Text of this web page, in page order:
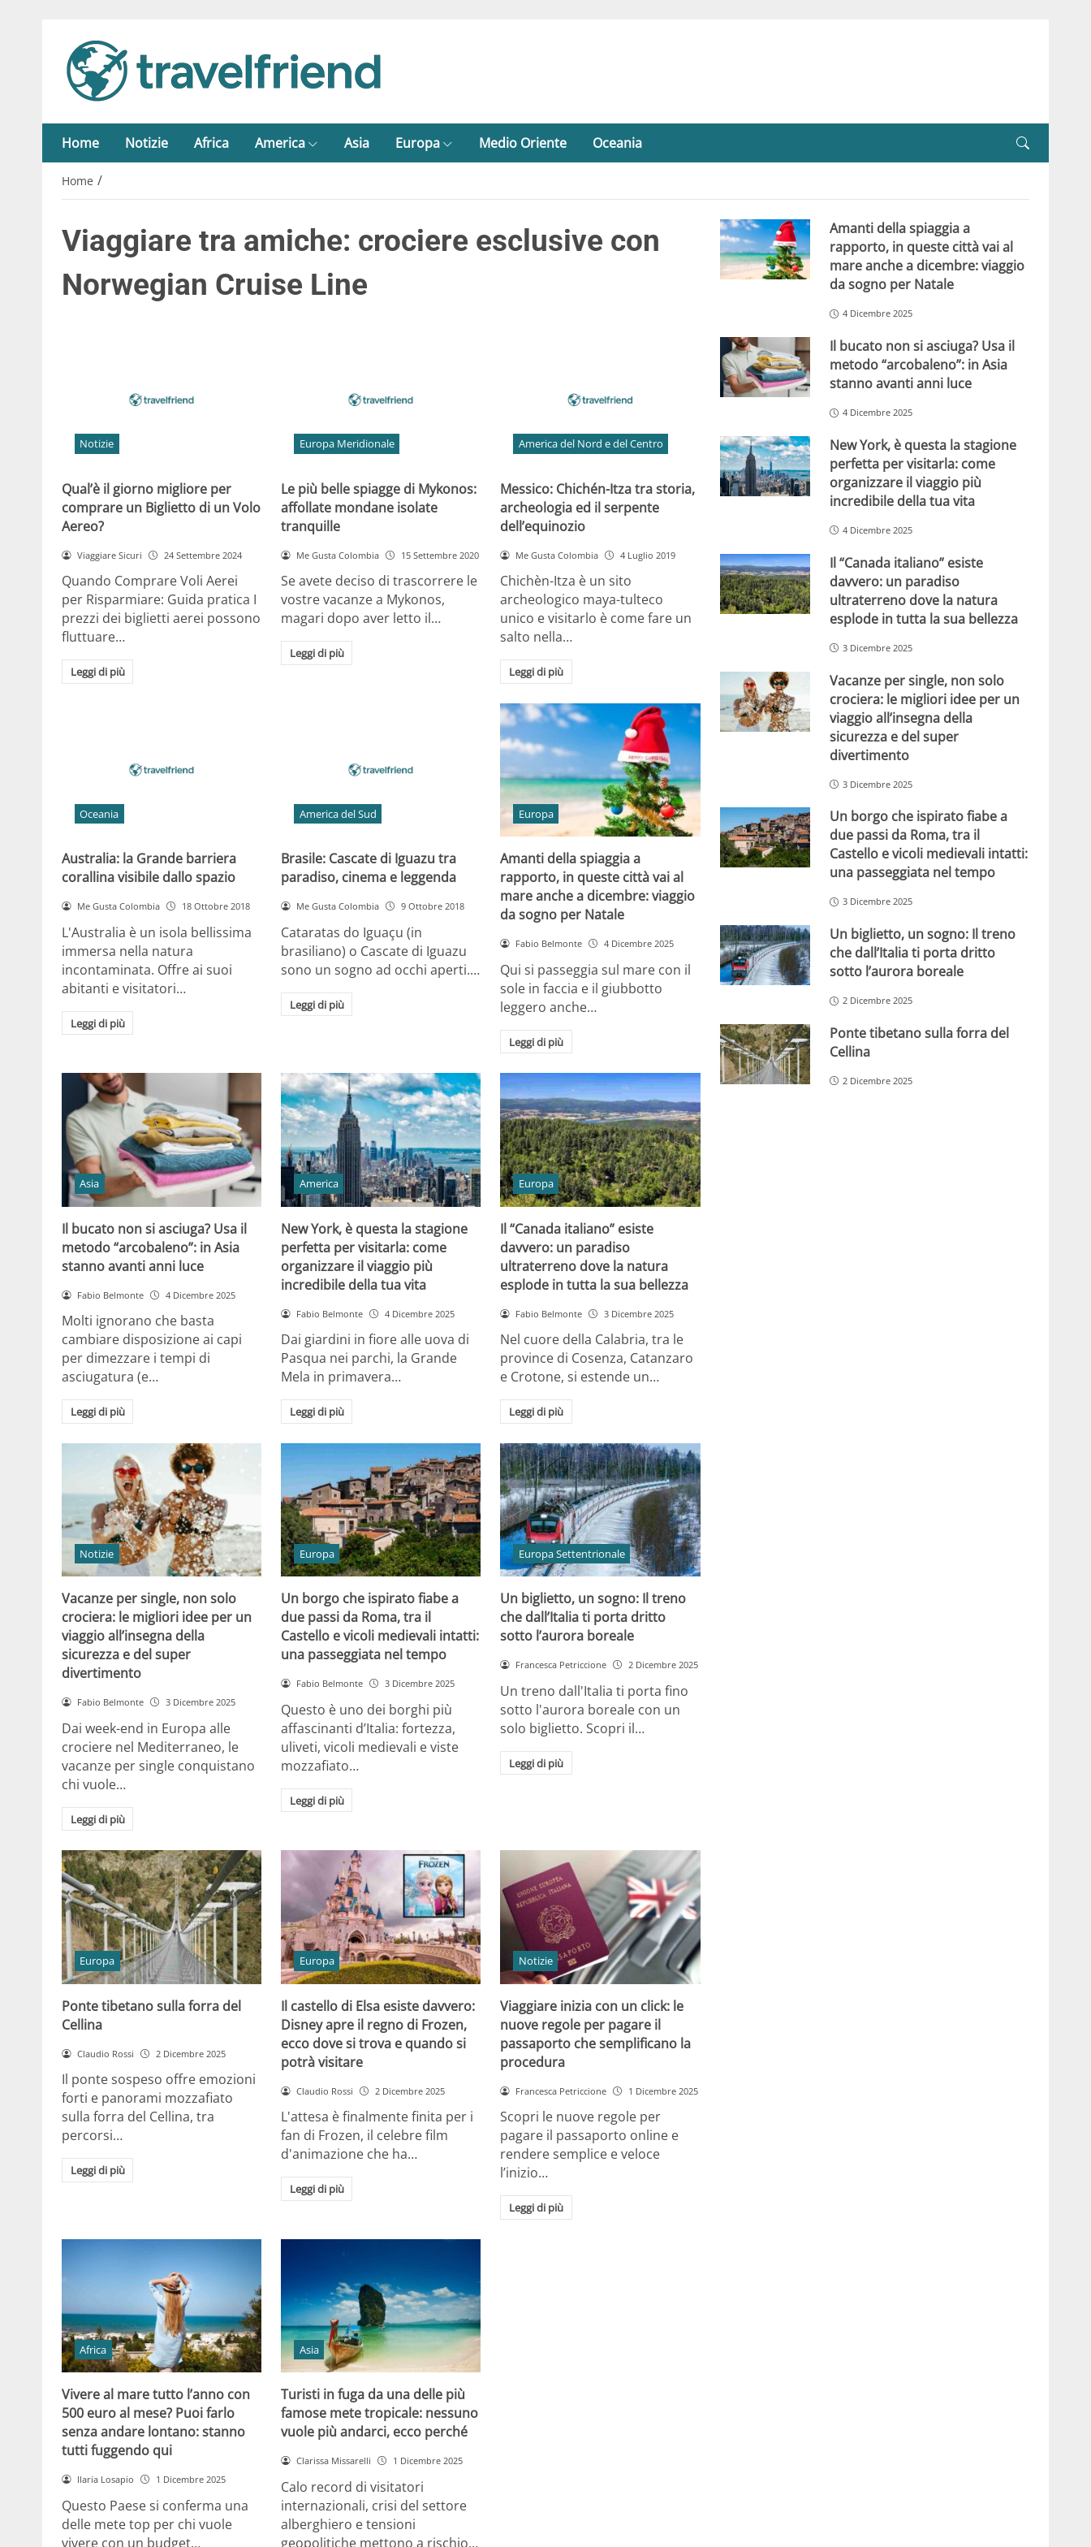
Home Notizie Africa America Asia Europa Medio Oriente Oceania
Home /
Viaggiare tra amiche: crociere esclusive con
Norwegian Cruise Line
Notizie
Qual’è il giorno migliore per
comprare un Biglietto di un Volo
Aereo?
Viaggiare Sicuri 24 Settembre 2024
Quando Comprare Voli Aerei
per Risparmiare: Guida pratica I
prezzi dei biglietti aerei possono
fluttuare…
Leggi di più
Europa Meridionale
Le più belle spiagge di Mykonos:
affollate mondane isolate
tranquille
Me Gusta Colombia 15 Settembre 2020
Se avete deciso di trascorrere le
vostre vacanze a Mykonos,
magari dopo aver letto il…
Leggi di più
America del Nord e del Centro
Messico: Chichén-Itza tra storia,
archeologia ed il serpente
dell’equinozio
Me Gusta Colombia 4 Luglio 2019
Chichèn-Itza è un sito
archeologico maya-tulteco
unico e visitarlo è come fare un
salto nella…
Leggi di più
Oceania
Australia: la Grande barriera
corallina visibile dallo spazio
Me Gusta Colombia 18 Ottobre 2018
L'Australia è un isola bellissima
immersa nella natura
incontaminata. Offre ai suoi
abitanti e visitatori…
Leggi di più
America del Sud
Brasile: Cascate di Iguazu tra
paradiso, cinema e leggenda
Me Gusta Colombia 9 Ottobre 2018
Cataratas do Iguaçu (in
brasiliano) o Cascate di Iguazu
sono un sogno ad occhi aperti.…
Leggi di più
Europa
Amanti della spiaggia a
rapporto, in queste città vai al
mare anche a dicembre: viaggio
da sogno per Natale
Fabio Belmonte 4 Dicembre 2025
Qui si passeggia sul mare con il
sole in faccia e il giubbotto
leggero anche…
Leggi di più
Asia
Il bucato non si asciuga? Usa il
metodo “arcobaleno”: in Asia
stanno avanti anni luce
Fabio Belmonte 4 Dicembre 2025
Molti ignorano che basta
cambiare disposizione ai capi
per dimezzare i tempi di
asciugatura (e…
Leggi di più
America
New York, è questa la stagione
perfetta per visitarla: come
organizzare il viaggio più
incredibile della tua vita
Fabio Belmonte 4 Dicembre 2025
Dai giardini in fiore alle uova di
Pasqua nei parchi, la Grande
Mela in primavera…
Leggi di più
Europa
Il “Canada italiano” esiste
davvero: un paradiso
ultraterreno dove la natura
esplode in tutta la sua bellezza
Fabio Belmonte 3 Dicembre 2025
Nel cuore della Calabria, tra le
province di Cosenza, Catanzaro
e Crotone, si estende un…
Leggi di più
Notizie
Vacanze per single, non solo
crociera: le migliori idee per un
viaggio all’insegna della
sicurezza e del super
divertimento
Fabio Belmonte 3 Dicembre 2025
Dai week-end in Europa alle
crociere nel Mediterraneo, le
vacanze per single conquistano
chi vuole…
Leggi di più
Europa
Un borgo che ispirato fiabe a
due passi da Roma, tra il
Castello e vicoli medievali intatti:
una passeggiata nel tempo
Fabio Belmonte 3 Dicembre 2025
Questo è uno dei borghi più
affascinanti d’Italia: fortezza,
uliveti, vicoli medievali e viste
mozzafiato…
Leggi di più
Europa Settentrionale
Un biglietto, un sogno: Il treno
che dall’Italia ti porta dritto
sotto l’aurora boreale
Francesca Petriccione 2 Dicembre 2025
Un treno dall'Italia ti porta fino
sotto l'aurora boreale con un
solo biglietto. Scopri il…
Leggi di più
Europa
Ponte tibetano sulla forra del
Cellina
Claudio Rossi 2 Dicembre 2025
Il ponte sospeso offre emozioni
forti e panorami mozzafiato
sulla forra del Cellina, tra
percorsi…
Leggi di più
Europa
Il castello di Elsa esiste davvero:
Disney apre il regno di Frozen,
ecco dove si trova e quando si
potrà visitare
Claudio Rossi 2 Dicembre 2025
L'attesa è finalmente finita per i
fan di Frozen, il celebre film
d'animazione che ha…
Leggi di più
Notizie
Viaggiare inizia con un click: le
nuove regole per pagare il
passaporto che semplificano la
procedura
Francesca Petriccione 1 Dicembre 2025
Scopri le nuove regole per
pagare il passaporto online e
rendere semplice e veloce
l’inizio…
Leggi di più
Africa
Vivere al mare tutto l’anno con
500 euro al mese? Puoi farlo
senza andare lontano: stanno
tutti fuggendo qui
Ilaria Losapio 1 Dicembre 2025
Questo Paese si conferma una
delle mete top per chi vuole
vivere con un budget…
Asia
Turisti in fuga da una delle più
famose mete tropicale: nessuno
vuole più andarci, ecco perché
Clarissa Missarelli 1 Dicembre 2025
Calo record di visitatori
internazionali, crisi del settore
alberghiero e tensioni
geopolitiche mettono a rischio…
Amanti della spiaggia a
rapporto, in queste città vai al
mare anche a dicembre: viaggio
da sogno per Natale
4 Dicembre 2025
Il bucato non si asciuga? Usa il
metodo “arcobaleno”: in Asia
stanno avanti anni luce
4 Dicembre 2025
New York, è questa la stagione
perfetta per visitarla: come
organizzare il viaggio più
incredibile della tua vita
4 Dicembre 2025
Il “Canada italiano” esiste
davvero: un paradiso
ultraterreno dove la natura
esplode in tutta la sua bellezza
3 Dicembre 2025
Vacanze per single, non solo
crociera: le migliori idee per un
viaggio all’insegna della
sicurezza e del super
divertimento
3 Dicembre 2025
Un borgo che ispirato fiabe a
due passi da Roma, tra il
Castello e vicoli medievali intatti:
una passeggiata nel tempo
3 Dicembre 2025
Un biglietto, un sogno: Il treno
che dall’Italia ti porta dritto
sotto l’aurora boreale
2 Dicembre 2025
Ponte tibetano sulla forra del
Cellina
2 Dicembre 2025